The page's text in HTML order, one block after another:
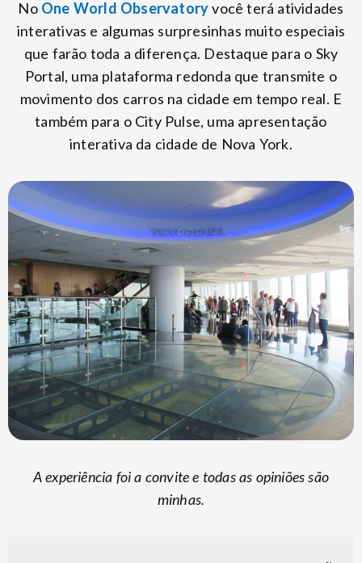
No One World Observatoryvocê terá atividades
interativas e algumas surpresinhas muito especiais
que farão toda a diferença. Destaque para o Sky
Portal, uma plataforma redonda que transmite o
movimento dos carros na cidade em tempo real. E
também para o City Pulse, uma apresentação
interativa da cidade de Nova York.
A experiência foi a convite e todas as opiniões são
minhas.